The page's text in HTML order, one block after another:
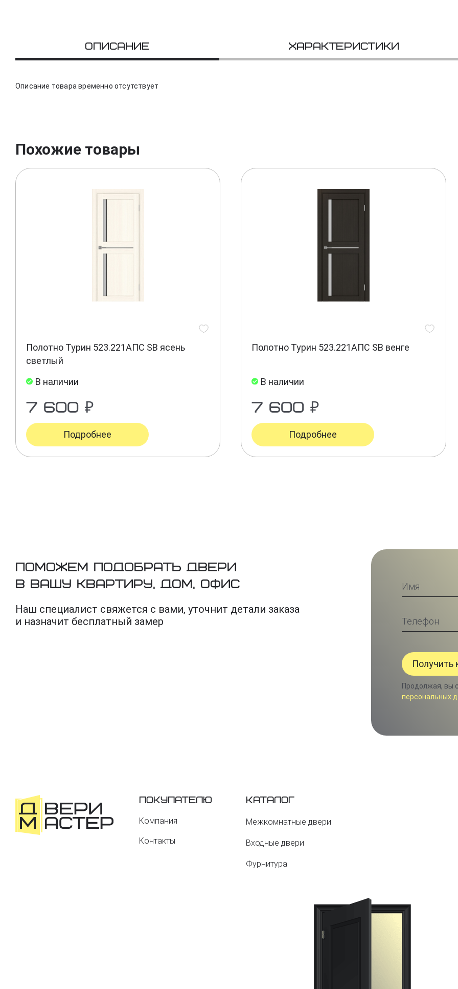
Описание Характеристики
Описание товара временно отсутствует
Похожие товары
Полотно Турин 523.221АПС SB ясень
светлый
В наличии
7 600 ₽
Подробнее
Полотно Турин 523.221АПС SB венге
В наличии
7 600 ₽
Подробнее
Поможем подобрать двери
в вашу квартиру, дом, офис
Наш специалист свяжется с вами, уточнит детали заказа
и назначит бесплатный замер
Продолжая, вы
персональных
Покупателю
Компания
Контакты
Каталог
Межкомнатные двери
Входные двери
Фурнитура